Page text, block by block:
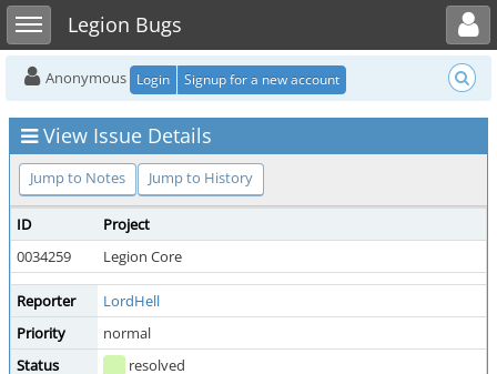
Toggle sidebarLegion Bugs
Toggle user menu
Anonymous Login Signup for a new account
View Issue Details
Jump to Notes Jump to History
ID Project
0034259
Legion Core
Reporter LordHell
Priority
normal
Status
resolved